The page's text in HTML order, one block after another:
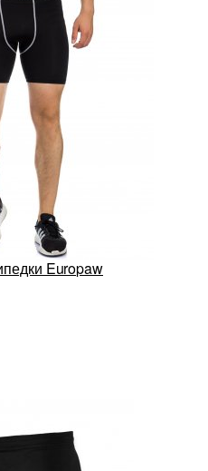
Europaw